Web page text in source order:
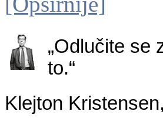
„Odlučite se
to.“
Klejton